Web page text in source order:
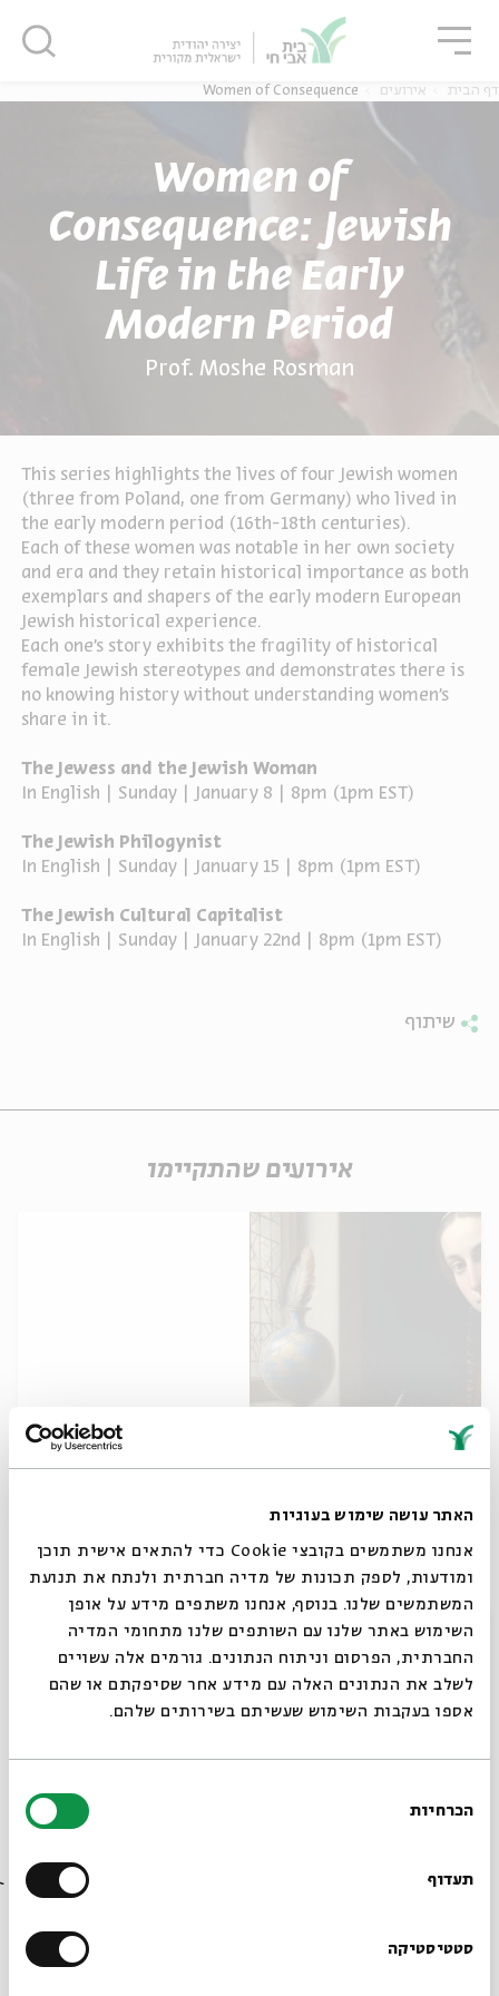
האתר עושה שימוש בעוגיות
אנחנו משתמשים בקובצי Cookie כדי להתאים אישית תוכן
ומודעות, לספק תכונות של מדיה חברתית ולנתח את תנועת
המשתמשים שלנו. בנוסף, אנחנו משתפים מידע על אופן
השימוש באתר שלנו עם השותפים שלנו מתחומי המדיה
החברתית, הפרסום וניתוח הנתונים. גורמים אלה עשויים
לשלב את הנתונים האלה עם מידע אחר שסיפקתם או שהם
אספו בעקבות השימוש שעשיתם בשירותים שלהם.
הסכמה
הכרחיות
תעדוף
סטטיסטיקה
דף הבית אירועים Women of Consequence
Women of
Consequence: Jewish
Life in the Early
Modern Period
Prof. Moshe Rosman
This series highlights the lives of four Jewish women
(three from Poland, one from Germany) who lived in
the early modern period (16th-18th centuries).
Each of these women was notable in her own society
and era and they retain historical importance as both
exemplars and shapers of the early modern European
Jewish historical experience.
Each one's story exhibits the fragility of historical
female Jewish stereotypes and demonstrates there is
no knowing history without understanding women's
share in it.
The Jewess and the Jewish Woman
In English | Sunday | January 8 | 8pm (1pm EST)
The Jewish Philogynist
In English | Sunday | January 15 | 8pm (1pm EST)
The Jewish Cultural Capitalist
In English | Sunday | January 22nd | 8pm (1pm EST)
שיתוף
אירועים שהתקיימו
The Jewish Cultural Capitalist
22.01
א' | 20:00
The Jewish Philogynist
עם: Prof. Moshe Rosman
מתוך:Women of Consequence
סגור
סגור